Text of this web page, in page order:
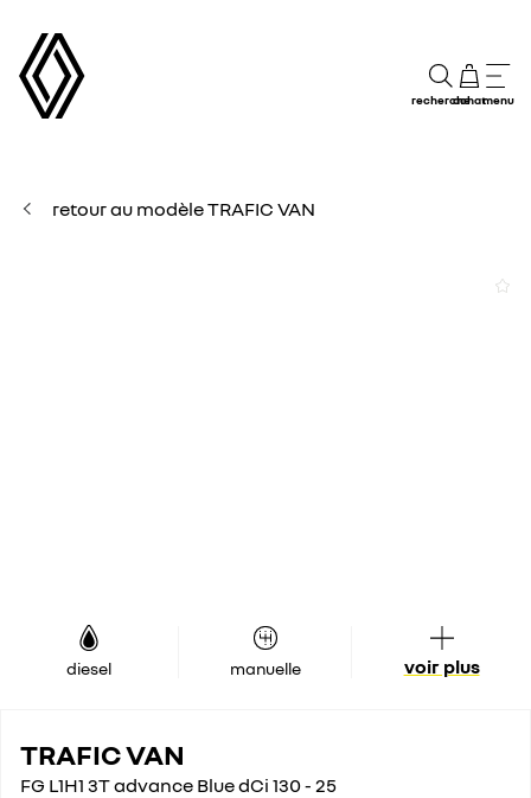
rechercheachatmenu
retour au modèle TRAFIC VAN
diesel manuelle voir plus
TRAFIC VAN
FG L1H1 3T advance Blue dCi 130 - 25